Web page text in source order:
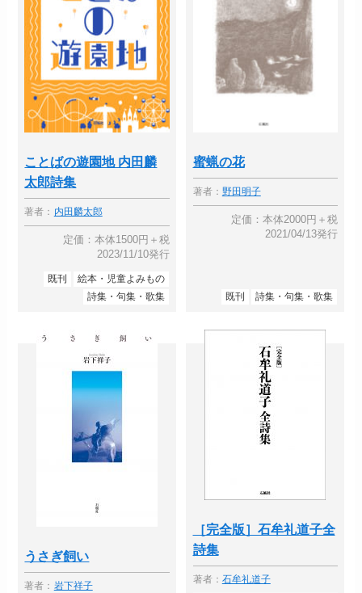
ことばの遊園地 内田麟
太郎詩集
著者： 内田麟太郎
定価：本体1500円＋税
2023/11/10発行
既刊
絵本・児童よみもの
詩集・句集・歌集
蜜蝋の花
著者： 野田明子
定価：本体2000円＋税
2021/04/13発行
既刊 詩集・句集・歌集
うさぎ飼い
著者： 岩下祥子
［完全版］石牟礼道子全
詩集
著者： 石牟礼道子